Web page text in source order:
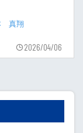
真翔
2026/04/06